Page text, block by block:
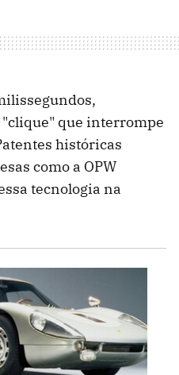
que interrompe
históricas
como a OPW
tecnologia na